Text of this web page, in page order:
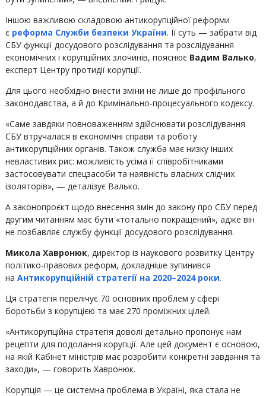
Іншою важливою складовою антикорупційної реформи
є реформа Служби безпеки України. Її суть — забрати від
СБУ функції досудового розслідування та розслідування
економічних і корупційних злочинів, пояснює Вадим Валько,
експерт Центру протидії корупції.
Для цього необхідно внести зміни не лише до профільного
законодавства, а й до Кримінально-процесуального кодексу.
«Саме завдяки повноваженням здійснювати розслідування
СБУ втручалася в економічні справи та роботу
антикорупційних органів. Також служба має низку інших
невластивих рис: можливість усіма її співробітниками
застосовувати спецзасоби та наявність власних слідчих
ізоляторів», — деталізує Валько.
А законопроєкт щодо внесення змін до закону про СБУ перед
другим читанням має бути «тотально покращений», адже він
не позбавляє службу функції досудового розслідування.
Микола Хавронюк, директор із наукового розвитку Центру
політико-правових реформ, докладніше зупинився
на Антикорупційній стратегії на 2020–2024 роки.
Ця стратегія перелічує 70 основних проблем у сфері
боротьби з корупцією та має 270 проміжних цілей.
«Антикорупційна стратегія доволі детально пропонує нам
рецепти для подолання корупції. Але цей документ є основою,
на якій Кабінет міністрів має розробити конкретні завдання та
заходи», — говорить Хавронюк.
Корупція — це системна проблема в Україні, яка стала не